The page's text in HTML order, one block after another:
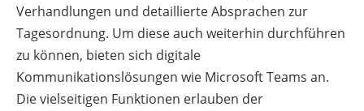
Verhandlungen und detaillierte Absprachen zur
Tagesordnung. Um diese auch weiterhin durchführen
zu können, bieten sich digitale
Kommunikationslösungen wie Microsoft Teams an.
Die vielseitigen Funktionen erlauben der